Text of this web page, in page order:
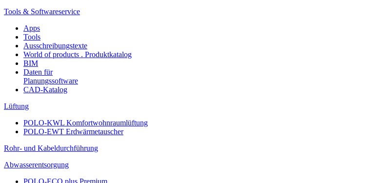
Tools & Softwareservice
Apps
Tools
Ausschreibungstexte
World of products . Produktkatalog
BIM
Daten für
Planungssoftware
CAD-Katalog
Lüftung
POLO-KWL Komfortwohnraumlüftung
POLO-EWT Erdwärmetauscher
Rohr- und Kabeldurchführung
Abwasserentsorgung